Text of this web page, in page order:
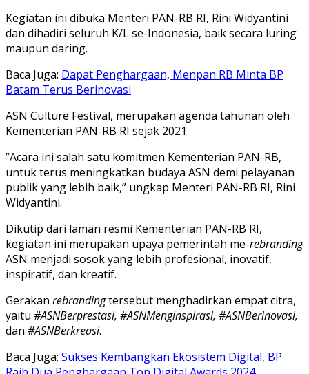
Kegiatan ini dibuka Menteri PAN-RB RI, Rini Widyantini
dan dihadiri seluruh K/L se-Indonesia, baik secara luring
maupun daring.
Baca Juga: Dapat Penghargaan, Menpan RB Minta BP
Batam Terus Berinovasi
ASN Culture Festival, merupakan agenda tahunan oleh
Kementerian PAN-RB RI sejak 2021.
”Acara ini salah satu komitmen Kementerian PAN-RB,
untuk terus meningkatkan budaya ASN demi pelayanan
publik yang lebih baik,” ungkap Menteri PAN-RB RI, Rini
Widyantini.
Dikutip dari laman resmi Kementerian PAN-RB RI,
kegiatan ini merupakan upaya pemerintah me-rebranding
ASN menjadi sosok yang lebih profesional, inovatif,
inspiratif, dan kreatif.
Gerakan rebrandingtersebut menghadirkan empat citra,
yaitu #ASNBerprestasi, #ASNMenginspirasi, #ASNBerinovasi,
dan #ASNBerkreasi.
Baca Juga: Sukses Kembangkan Ekosistem Digital, BP